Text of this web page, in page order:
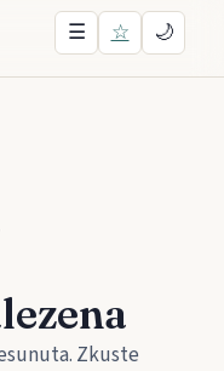
☰ ☆ 🌙
Zkuste